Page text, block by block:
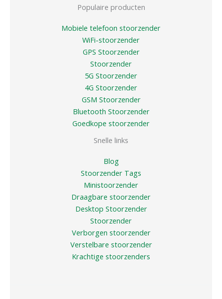
Populaire producten
Mobiele telefoon stoorzender
WiFi-stoorzender
GPS Stoorzender
Stoorzender
5G Stoorzender
4G Stoorzender
GSM Stoorzender
Bluetooth Stoorzender
Goedkope stoorzender
Snelle links
Blog
Stoorzender Tags
Ministoorzender
Draagbare stoorzender
Desktop Stoorzender
Stoorzender
Verborgen stoorzender
Verstelbare stoorzender
Krachtige stoorzenders